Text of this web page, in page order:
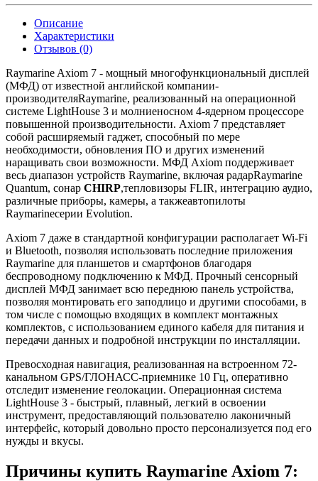
Описание
Характеристики
Отзывов (0)
Raymarine Axiom 7 - мощный многофункциональный дисплей
(МФД) от известной английской компании-
производителяRaymarine, реализованный на операционной
системе LightHouse 3 и молниеносном 4-ядерном процессоре
повышенной производительности. Axiom 7 представляет
собой расширяемый гаджет, способный по мере
необходимости, обновления ПО и других изменений
наращивать свои возможности. МФД Axiom поддерживает
весь диапазон устройств Raymarine, включая радарRaymarine
Quantum, сонар CHIRP,тепловизоры FLIR, интеграцию аудио,
различные приборы, камеры, а такжеавтопилоты
Raymarineсерии Evolution.
Axiom 7 даже в стандартной конфигурации располагает Wi-Fi
и Bluetooth, позволяя использовать последние приложения
Raymarine для планшетов и смартфонов благодаря
беспроводному подключению к МФД. Прочный сенсорный
дисплей МФД занимает всю переднюю панель устройства,
позволяя монтировать его заподлицо и другими способами, в
том числе с помощью входящих в комплект монтажных
комплектов, с использованием единого кабеля для питания и
передачи данных и подробной инструкции по инсталляции.
Превосходная навигация, реализованная на встроенном 72-
канальном GPS/ГЛОНАСС-приемнике 10 Гц, оперативно
отследит изменение геолокации. Операционная система
LightHouse 3 - быстрый, плавный, легкий в освоении
инструмент, предоставляющий пользователю лаконичный
интерфейс, который довольно просто персонализуется под его
нужды и вкусы.
Причины купить Raymarine Axiom 7: